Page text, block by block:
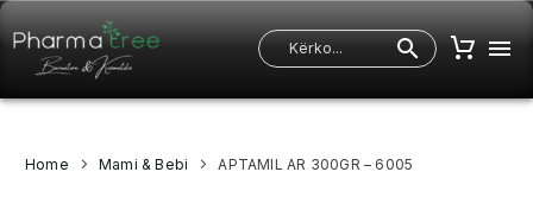
Home Mami & Bebi APTAMIL AR 300GR – 6005